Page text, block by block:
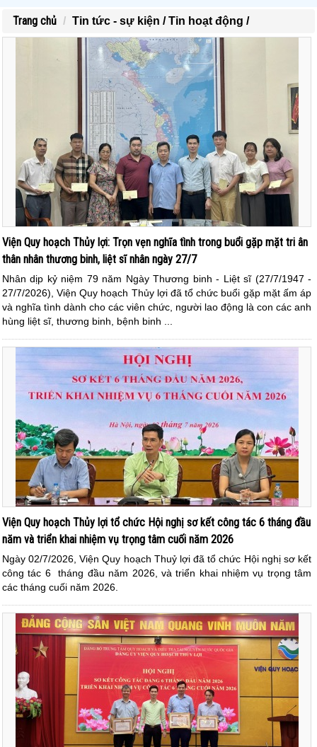
Trang chủ Tin tức - sự kiện /Tin hoạt động /
Viện Quy hoạch Thủy lợi: Trọn vẹn nghĩa tình trong buổi gặp mặt tri ân
thân nhân thương binh, liệt sĩ nhân ngày 27/7
Nhân dịp kỷ niệm 79 năm Ngày Thương binh - Liệt sĩ (27/7/1947 -
27/7/2026), Viện Quy hoạch Thủy lợi đã tổ chức buổi gặp mặt ấm áp
và nghĩa tình dành cho các viên chức, người lao động là con các anh
hùng liệt sĩ, thương binh, bệnh binh ...
Viện Quy hoạch Thủy lợi tổ chức Hội nghị sơ kết công tác 6 tháng đầu
năm và triển khai nhiệm vụ trọng tâm cuối năm 2026
Ngày 02/7/2026, Viện Quy hoạch Thuỷ lợi đã tổ chức Hội nghị sơ kết
công tác 6 tháng đầu năm 2026, và triển khai nhiệm vụ trọng tâm
các tháng cuối năm 2026.